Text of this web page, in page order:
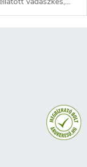
8 cm. A